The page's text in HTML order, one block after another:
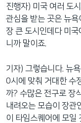
진행자) 미국 여러 도
관심을 받는 곳은 뉴
장 큰 도시인데다 미
니까 말이죠.
기자) 그렇습니다. 뉴
0시에 맞춰 거대한 수
까? 수많은 전구로 장
내려오는 모습이 장관
이 타임스퀘어에 모일